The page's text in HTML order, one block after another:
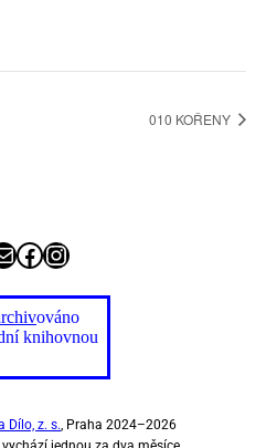
010 KO­ŘE­NY
mail
Facebook
Instagram
ováno
knihovnou
Dílo, z. s., Praha 2024–2026